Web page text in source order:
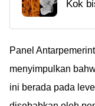
520
Kok
organ
masih
Panel
menyimpulkan
ini berada pada